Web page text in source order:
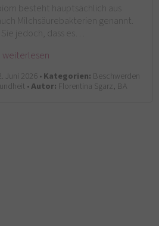
besteht hauptsächlich aus
Milchsäurebakterien genannt.
Sie jedoch, dass es…
weiterlesen
Juni 2026 •Kategorien: Beschwerden
•Autor: Florentina Sgarz, BA